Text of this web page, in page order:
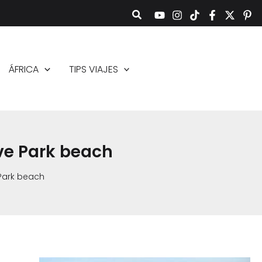
ÁFRICA TIPS VIAJES
Park beach
beach